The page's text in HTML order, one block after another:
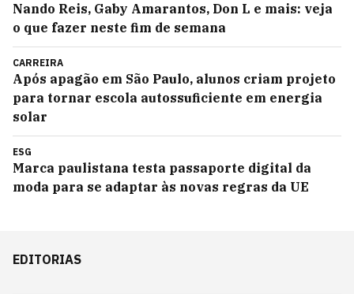
Nando Reis, Gaby Amarantos, Don L e mais: veja
o que fazer neste fim de semana
CARREIRA
Após apagão em São Paulo, alunos criam projeto
para tornar escola autossuficiente em energia
solar
ESG
Marca paulistana testa passaporte digital da
moda para se adaptar às novas regras da UE
EDITORIAS